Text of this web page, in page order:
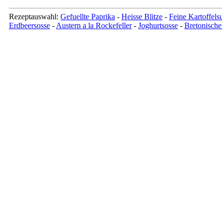
Rezeptauswahl: Gefuellte Paprika - Heisse Blitze - Feine
Erdbeersosse - Austern a la Rockefeller- Joghurtsosse -